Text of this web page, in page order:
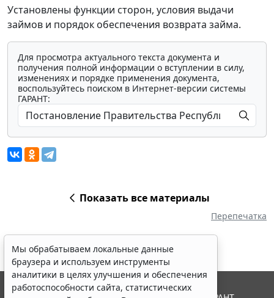
Установлены функции сторон, условия выдачи
займов и порядок обеспечения возврата займа.
Для просмотра актуального текста документа и
получения полной информации о вступлении в силу,
изменениях и порядке применения документа,
воспользуйтесь поиском в Интернет-версии системы
ГАРАНТ:
Показать все материалы
Перепечатка
Мы обрабатываем локальные данные
браузера и используем инструменты
аналитики в целях улучшения и обеспечения
работоспособности сайта, статистических